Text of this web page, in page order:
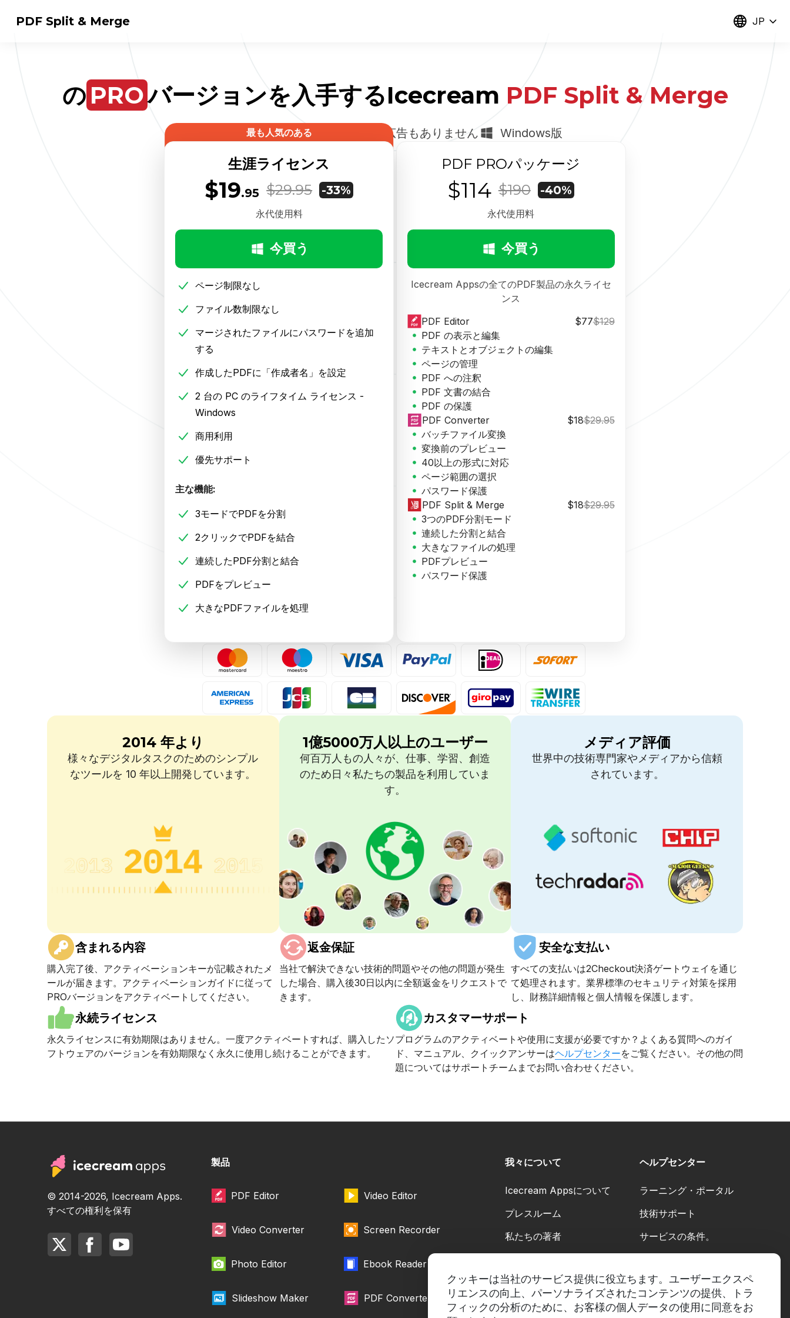
クッキーは当社のサービス提供に役立ちます。ユーザーエクスペ
リエンスの向上、パーソナライズされたコンテンツの提供、トラ
フィックの分析のために、お客様の個人データの使用に同意をお
PDF Split & Merge JP
の PROバージョンを入手するIcecream PDF Split & Merge
100% 安全: マルウェアも広告もありません Windows版
最も人気のある
生涯ライセンス
$19.95 $29.95 -33%
永代使用料
今買う
ページ制限なし
ファイル数制限なし
マージされたファイルにパスワードを追加
する
作成したPDFに「作成者名」を設定
2 台の PC のライフタイム ライセンス -
Windows
商用利用
優先サポート
主な機能:
3モードでPDFを分割
2クリックでPDFを結合
連続したPDF分割と結合
PDFをプレビュー
大きなPDFファイルを処理
PDF PROパッケージ
$114 $190 -40%
永代使用料
今買う
Icecream Appsの全てのPDF製品の永久ライセ
ンス
PDF Editor
$77$129
PDF の表示と編集
テキストとオブジェクトの編集
ページの管理
PDF への注釈
PDF 文書の結合
PDF の保護
PDF Converter
$18$29.95
バッチファイル変換
変換前のプレビュー
40以上の形式に対応
ページ範囲の選択
パスワード保護
PDF Split & Merge
$18$29.95
3つのPDF分割モード
連続した分割と結合
大きなファイルの処理
PDFプレビュー
パスワード保護
2014 年より
様々なデジタルタスクのためのシンプル
なツールを 10 年以上開発しています。
1億5000万人以上のユーザー
何百万人もの人々が、仕事、学習、創造
のため日々私たちの製品を利用していま
す。
メディア評価
世界中の技術専門家やメディアから信頼
されています。
含まれる内容
購入完了後、アクティベーションキーが記載されたメ
ールが届きます。アクティベーションガイドに従って
PROバージョンをアクティベートしてください。
返金保証
当社で解決できない技術的問題やその他の問題が発生
した場合、購入後30日以内に全額返金をリクエストで
きます。
安全な支払い
すべての支払いは2Checkout決済ゲートウェイを通じ
て処理されます。業界標準のセキュリティ対策を採用
し、財務詳細情報と個人情報を保護します。
永続ライセンス
永久ライセンスに有効期限はありません。一度アクティベートすれば、購入したソ
フトウェアのバージョンを有効期限なく永久に使用し続けることができます。
カスタマーサポート
プログラムのアクティベートや使用に支援が必要ですか？よくある質問へのガイ
ド、マニュアル、クイックアンサーはヘルプセンターをご覧ください。その他の問
題についてはサポートチームまでお問い合わせください。
© 2014-2026, Icecream Apps.
すべての権利を保有
製品
PDF Editor Video Editor
Video Converter Screen Recorder
Photo Editor Ebook Reader
Slideshow Maker PDF Converter
我々について
Icecream Appsについて
プレスルーム
私たちの著者
ヘルプセンター
ラーニング・ポータル
技術サポート
サービスの条件。
プライバシーポリシー。